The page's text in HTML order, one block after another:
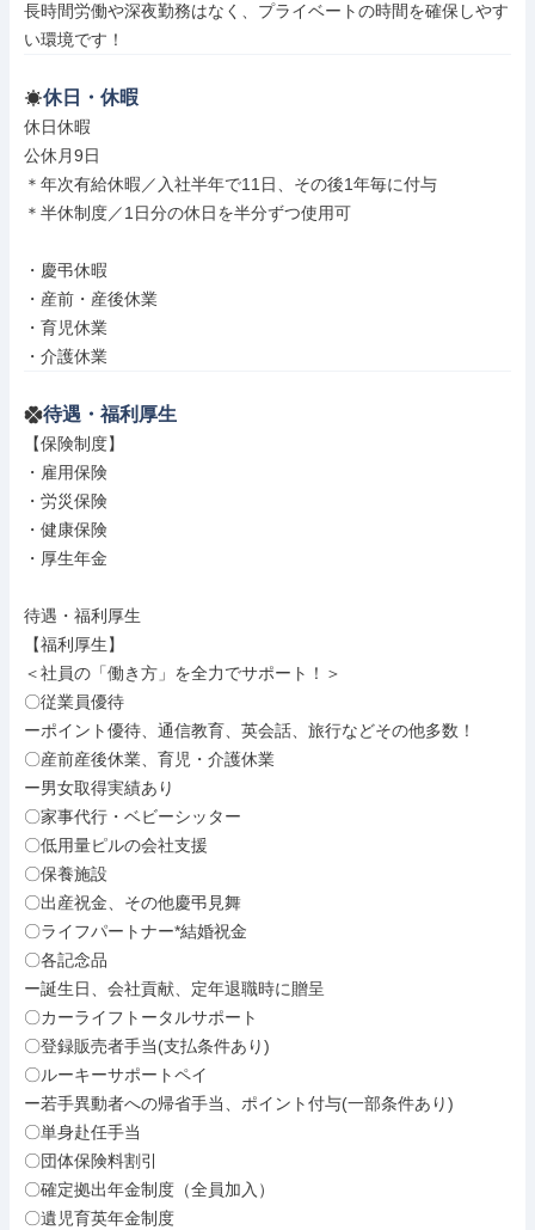
長時間労働や深夜勤務はなく、プライベートの時間を確保しやす
い環境です！
休日・休暇
休日休暇
公休月9日
＊年次有給休暇／入社半年で11日、その後1年毎に付与
＊半休制度／1日分の休日を半分ずつ使用可
・慶弔休暇
・産前・産後休業
・育児休業
・介護休業
待遇・福利厚生
【保険制度】
・雇用保険
・労災保険
・健康保険
・厚生年金
待遇・福利厚生
【福利厚生】
＜社員の「働き方」を全力でサポート！＞
〇従業員優待
ーポイント優待、通信教育、英会話、旅行などその他多数！
〇産前産後休業、育児・介護休業
ー男女取得実績あり
〇家事代行・ベビーシッター
〇低用量ピルの会社支援
〇保養施設
〇出産祝金、その他慶弔見舞
〇ライフパートナー*結婚祝金
〇各記念品
ー誕生日、会社貢献、定年退職時に贈呈
〇カーライフトータルサポート
〇登録販売者手当(支払条件あり)
〇ルーキーサポートペイ
ー若手異動者への帰省手当、ポイント付与(一部条件あり)
〇単身赴任手当
〇団体保険料割引
〇確定拠出年金制度（全員加入）
〇遺児育英年金制度